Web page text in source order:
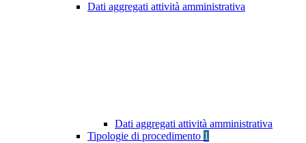
Dati aggregati attività amministrativa
Dati aggregati attività amministrativa
Tipologie di procedimento 1